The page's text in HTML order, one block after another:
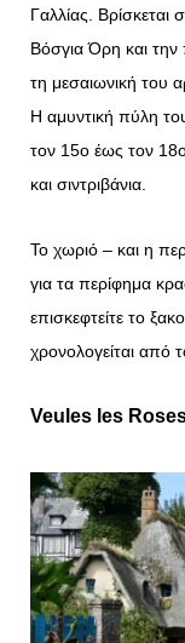
Γαλλίας. Βρίσκεται
Βόσγια Όρη και την
τη μεσαιωνική του
Η αμυντική πύλη
τον 15ο έως τον
και σιντριβάνια.
Το χωριό – και η
για τα περίφημα
επισκεφτείτε το
χρονολογείται από
Veules les